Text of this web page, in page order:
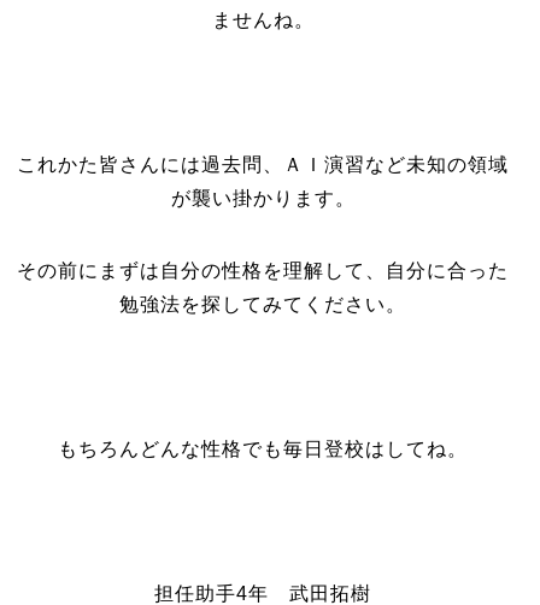
ませんね。
これかた皆さんには過去問、ＡＩ演習など未知の領域
が襲い掛かります。
その前にまずは自分の性格を理解して、自分に合った
勉強法を探してみてください。
もちろんどんな性格でも毎日登校はしてね。
担任助手4年 武田拓樹